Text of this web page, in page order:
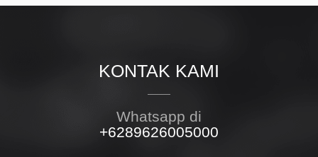
KONTAK KAMI
Whatsapp di
+6289626005000